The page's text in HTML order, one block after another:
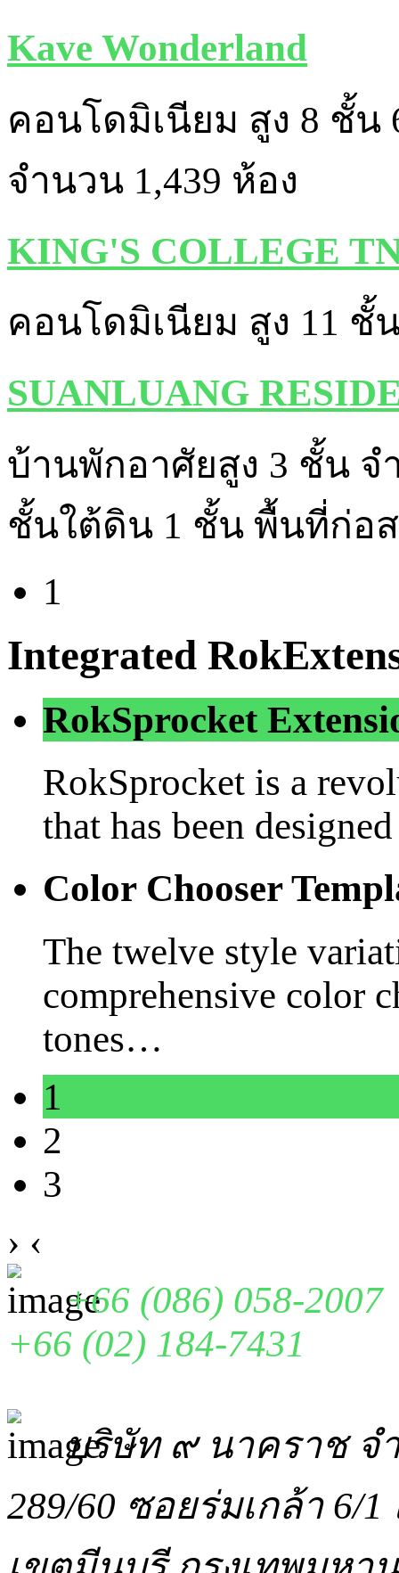
Kave Wonderland
คอนโดมิเนียม สูง 8 ชั้น
จำนวน 1,439 ห้อง
KING'S COLLEGE
คอนโดมิเนียม สูง 11 ชั้
SUANLUANG
บ้านพักอาศัยสูง 3 ชั้น จ
ชั้นใต้ดิน 1 ชั้น พื้นที่ก่อส
1
Integrated
RokSprocket
RokSprocket is a
that has been
Color Chooser
The twelve style
comprehensive color
tones…
1
2
3
› ‹
+66 (086) 058-2007
+66 (02) 184-7431
บริษัท ๙ นาคราช จ
289/60 ซอยร่มเกล้า 6/